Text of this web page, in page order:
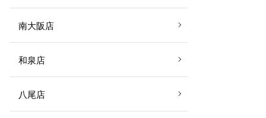
南大阪店
和泉店
八尾店